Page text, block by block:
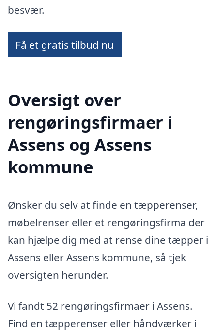
besvær.
Få et gratis tilbud nu
Oversigt over
rengøringsfirmaer i
Assens og Assens
kommune
Ønsker du selv at finde en tæpperenser,
møbelrenser eller et rengøringsfirma der
kan hjælpe dig med at rense dine tæpper i
Assens eller Assens kommune, så tjek
oversigten herunder.
Vi fandt 52 rengøringsfirmaer i Assens.
Find en tæpperenser eller håndværker i